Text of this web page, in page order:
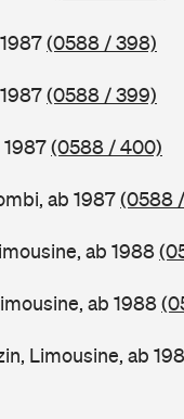
(0588 / 398)
(0588 / 399)
1987(0588 / 400)
ab 1987(0588
ab 1988
ab 1988
Limousine, ab